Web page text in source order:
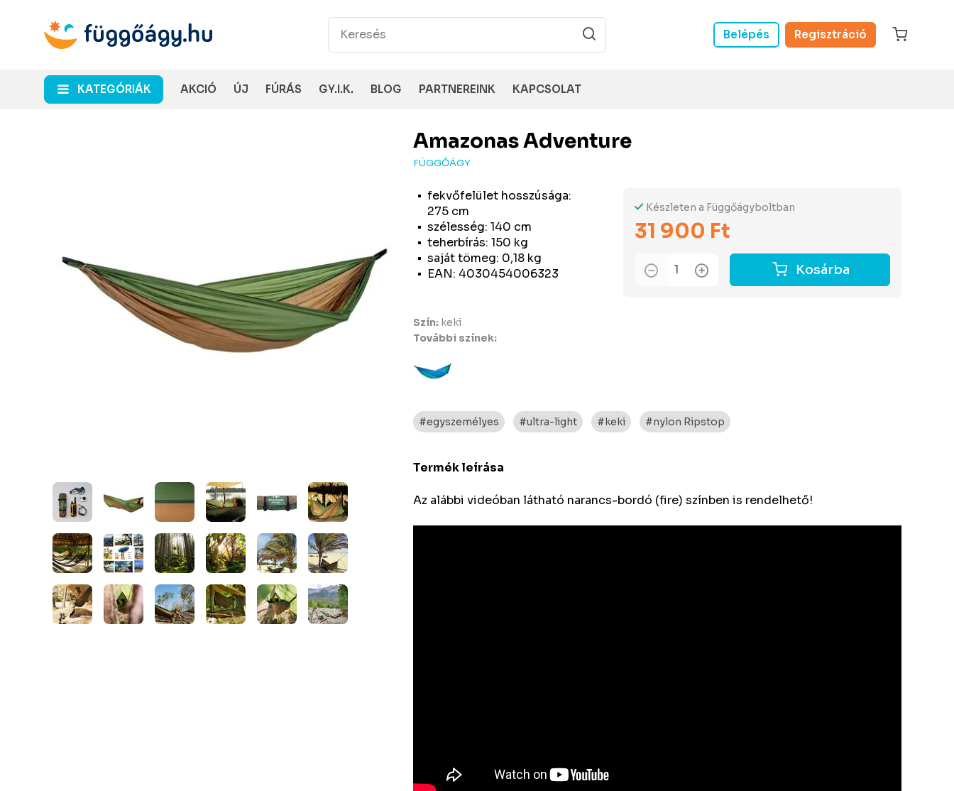
Belépés Regisztráció
KATEGÓRIÁK AKCIÓ ÚJ FÚRÁS GY.I.K. BLOG PARTNEREINK KAPCSOLAT
AmazonasAdventure
FÜGGŐÁGY
fekvőfelület hosszúsága:
275 cm
szélesség: 140 cm
teherbírás: 150 kg
saját tömeg: 0,18 kg
EAN: 4030454006323
Készleten a Függőágyboltban
31 900 Ft
Kosárba
Szín: keki
További színek:
#egyszemélyes #ultra-light #keki #nylon Ripstop
Termék leírása
Az alábbi videóban látható narancs-bordó (fire) színben is rendelhető!